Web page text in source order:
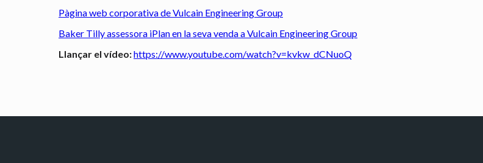
Pàgina web corporativa de Vulcain Engineering Group
Baker Tilly assessora iPlan en la seva venda a Vulcain Engineering Group
Llançar el vídeo:https://www.youtube.com/watch?v=kvkw_dCNuoQ